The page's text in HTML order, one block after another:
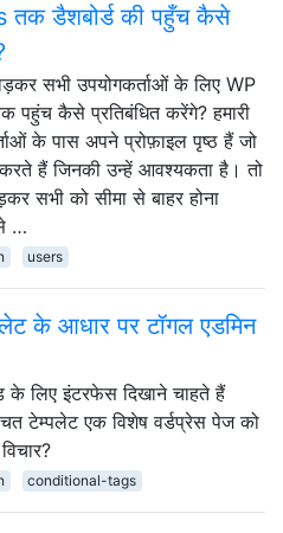
डैशबोर्ड की पहुँच कैसे
सभी उपयोगकर्ताओं के लिए WP
पहुंच कैसे प्रतिबंधित करेंगे? हमारी
के पास अपने प्रोफ़ाइल पृष्ठ हैं जो
करते हैं जिनकी उन्हें आवश्यकता है। तो
सभी को सीमा से बाहर होना
…
users
के आधार पर टॉगल एडमिन
लिए इंटरफेस दिखाने चाहते हैं
टेम्पलेट एक विशेष वर्डप्रेस पेज को
conditional-tags